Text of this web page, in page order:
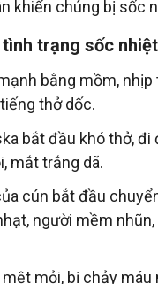
khiến chúng bị sốc
trạng sốc nhiệt
bằng mồm,
thở dốc.
bắt đầu khó thở, đi
mắt trắng dã.
cún bắt đầu
người mềm
mệt mỏi, bị chảy máu